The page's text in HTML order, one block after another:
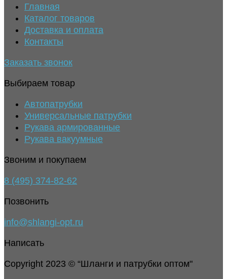
Главная
Каталог товаров
Доставка и оплата
Контакты
Заказать звонок
Выбираем товар
Автопатрубки
Универсальные патрубки
Рукава армированные
Рукава вакуумные
Звоним и покупаем
8 (495) 374-82-62
Позвонить
info@shlangi-opt.ru
Написать
Copyright 2023 © “Шланги и патрубки оптом"